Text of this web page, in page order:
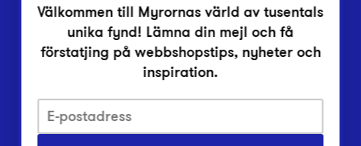
Integritetsskyddspolicy
Välkommen till Myrornas värld av tusentals
unika fynd! Lämna din mejl och få
förstatjing på webbshopstips, nyheter och
inspiration.